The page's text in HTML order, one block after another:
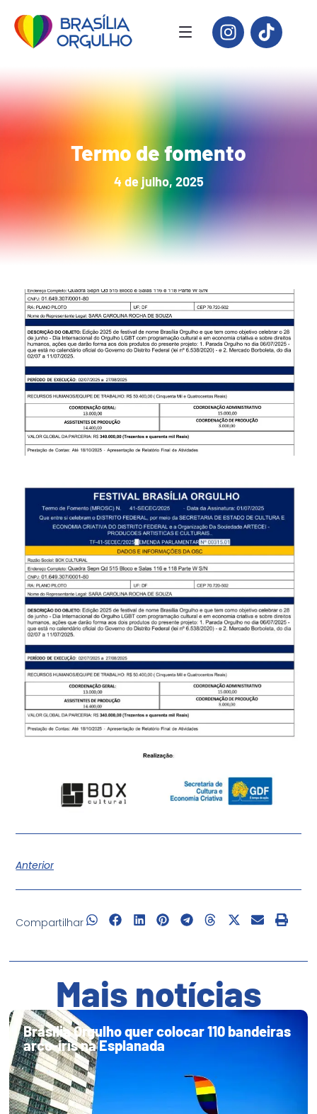
Termo de fomento
4 de julho, 2025
Anterior
Compartilhar
Mais notícias
Brasília Orgulho quer colocar 110 bandeiras
arco-íris na Esplanada